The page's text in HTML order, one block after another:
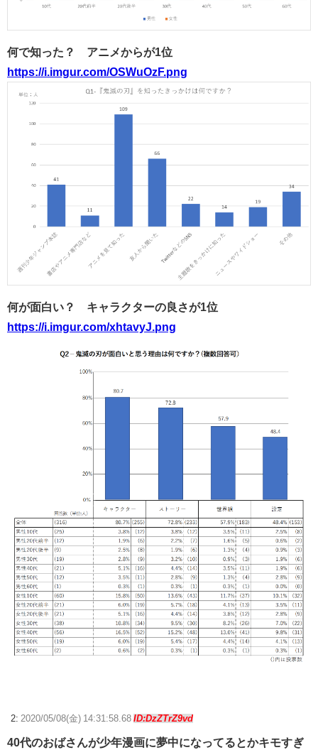
何で知った？ アニメからが1位
https://i.imgur.com/OSWuOzF.png
何が面白い？ キャラクターの良さが1位
https://i.imgur.com/xhtavyJ.png
2: 2020/05/08(金) 14:31:58.68 ID:DzZTrZ9vd
40代のおばさんが少年漫画に夢中になってるとかキモすぎ